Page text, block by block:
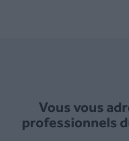
Vous vous adressez aux
professionnels